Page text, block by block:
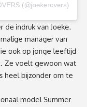
(@joekerovers)
de indruk van Joeke.
manager van
ook op jonge leeftijd
Ze voelt gewoon wat
heel bijzonder om te
model Summer